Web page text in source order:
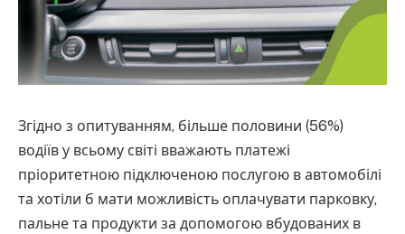
Згідно з опитуванням, більше половини (56%)
водіїв у всьому світі вважають платежі
пріоритетною підключеною послугою в автомобілі
та хотіли б мати можливість оплачувати парковку,
пальне та продукти за допомогою вбудованих в